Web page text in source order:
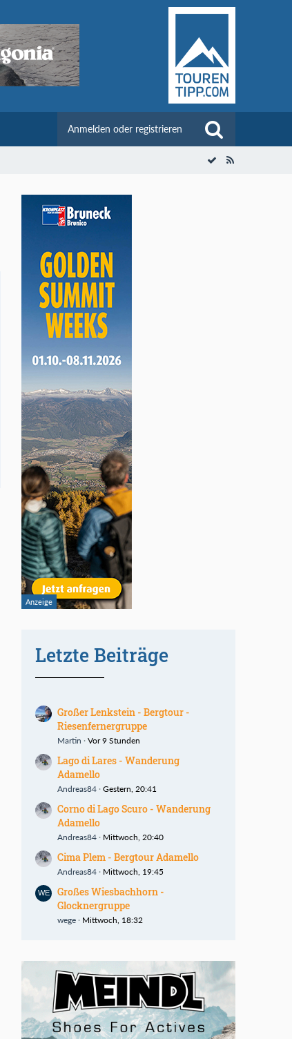
Anmelden oder registrieren
Letzte Beiträge
Großer Lenkstein - Bergtour -
Riesenfernergruppe
Martin Vor 9 Stunden
Lago di Lares - Wanderung
Adamello
Andreas84 Gestern, 20:41
Corno di Lago Scuro - Wanderung
Adamello
Andreas84 Mittwoch, 20:40
Cima Plem - Bergtour Adamello
Andreas84 Mittwoch, 19:45
Großes Wiesbachhorn -
Glocknergruppe
wege Mittwoch, 18:32